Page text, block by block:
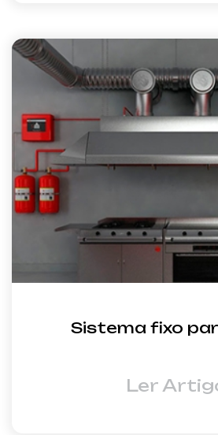
Sistema fixo
Ler